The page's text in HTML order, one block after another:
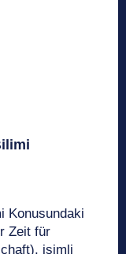
Konusundaki
Zeit für
isimli